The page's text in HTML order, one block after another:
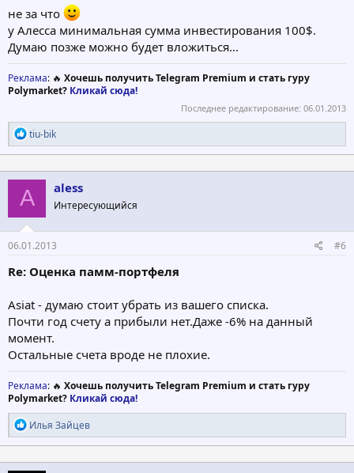
не за что
у Алесса минимальная сумма инвестирования 100$.
Думаю позже можно будет вложиться...
Реклама: 🔥 Хочешь получить Telegram Premium и стать гуру
Polymarket? Кликай сюда!
Последнее редактирование: 06.01.2013
Р
е
а
к
ц
и
и
:
tiu-bik
A aless
Интересующийся
06.01.2013 #6
Re: Оценка памм-портфеля
Asiat - думаю стоит убрать из вашего списка.
Почти год счету а прибыли нет.Даже -6% на данный
момент.
Остальные счета вроде не плохие.
Реклама: 🔥 Хочешь получить Telegram Premium и стать гуру
Polymarket? Кликай сюда!
Р
е
а
к
Илья Зайцев